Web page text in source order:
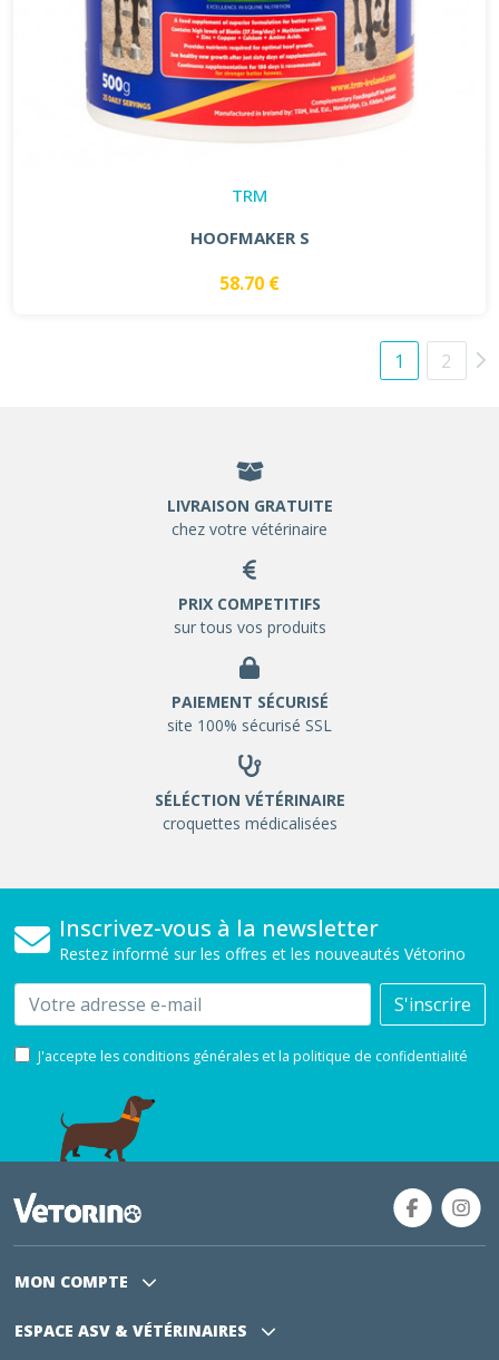
TRM
HOOFMAKER S
58.70 €
1 2
LIVRAISON GRATUITE
chez votre vétérinaire
PRIX COMPETITIFS
sur tous vos produits
PAIEMENT SÉCURISÉ
site 100% sécurisé SSL
SÉLÉCTION VÉTÉRINAIRE
croquettes médicalisées
Inscrivez-vous à la newsletter
Restez informé sur les offres et les nouveautés Vétorino
Email S'inscrire
J'accepte les conditions générales et la politique de confidentialité
MON COMPTE
ESPACE ASV & VÉTÉRINAIRES